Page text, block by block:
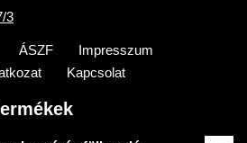
3
ÁSZF
Impresszum
Kapcsolat